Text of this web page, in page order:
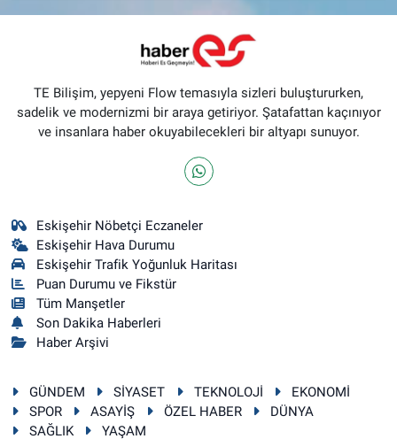
TE Bilişim, yepyeni Flow temasıyla sizleri buluştururken,
sadelik ve modernizmi bir araya getiriyor. Şatafattan kaçınıyor
ve insanlara haber okuyabilecekleri bir altyapı sunuyor.
Eskişehir Nöbetçi Eczaneler
Eskişehir Hava Durumu
Eskişehir Trafik Yoğunluk Haritası
Puan Durumu ve Fikstür
Tüm Manşetler
Son Dakika Haberleri
Haber Arşivi
GÜNDEM SİYASET TEKNOLOJİ
EKONOMİ
SPOR
ASAYİŞ ÖZEL HABER
DÜNYA
SAĞLIK
YAŞAM